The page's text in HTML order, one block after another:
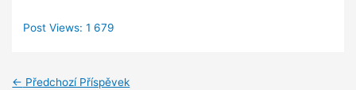
Post Views: 1 679
← Předchozí Příspěvek